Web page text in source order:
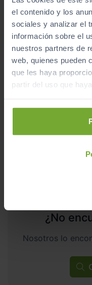
el contenido y los
sociales y analizar el
información sobre el
nuestros partners de
web, quienes pueden
que les haya
partir del uso que
HYUNDAI KONA
HEV 1.6GDI 138CV
13.500 km
¿No
Nosotros lo